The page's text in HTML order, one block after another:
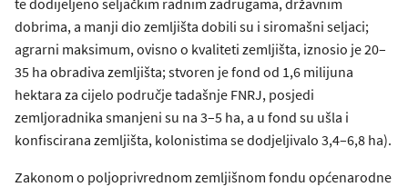
dobrima, a manji dio zemljišta dobili su i siromašni seljaci;
agrarni maksimum, ovisno o kvaliteti zemljišta, iznosio je 20–
35 ha obradiva zemljišta; stvoren je fond od 1,6 milijuna
hektara za cijelo područje tadašnje FNRJ, posjedi
zemljoradnika smanjeni su na 3–5 ha, a u fond su ušla i
konfiscirana zemljišta, kolonistima se dodjeljivalo 3,4–6,8 ha).
Zakonom o poljoprivrednom zemljišnom fondu općenarodne